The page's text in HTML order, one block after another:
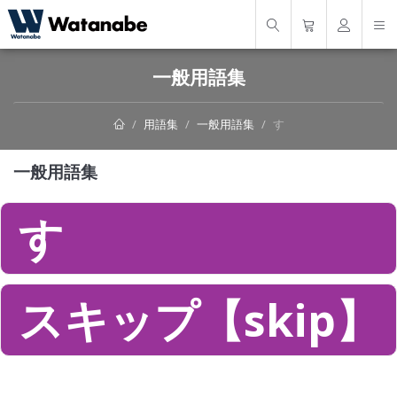
一般用語集
用語集 一般用語集 す
一般用語集
す
スキップ【skip】